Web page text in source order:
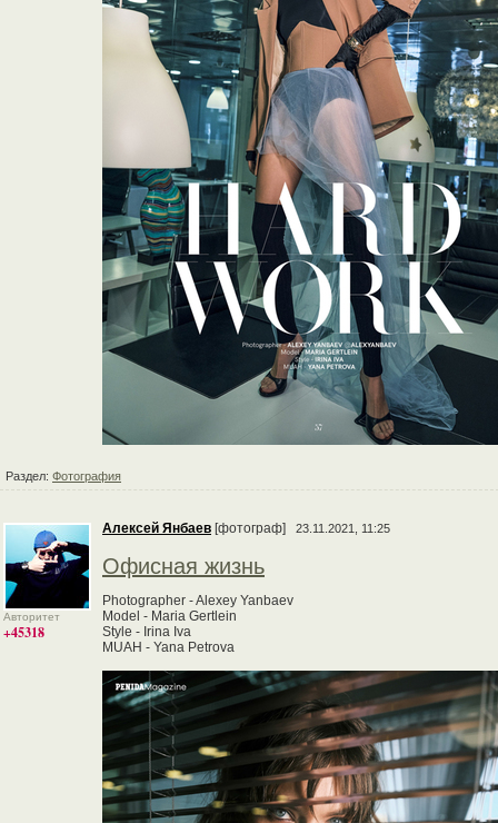
Раздел: Фотография
Авторитет
+45318
Алексей Янбаев [фотограф] 23.11.2021, 11:25
Офисная жизнь
Photographer - Alexey Yanbaev
Model - Maria Gertlein
Style - Irina Iva
MUAH - Yana Petrova